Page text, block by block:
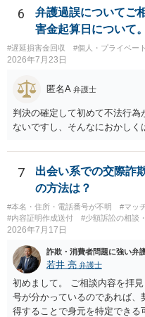
も付随していたことを無視す
ば、交際を終了させたことに
重大な障害が発生しており、
かは微妙であり、むしろ返金す
合致するのではないか、とい
えば、当該チケットが座席指
隣り合わせになることは避け
ところです。一方、チケット
合わせにならずに済むかもしれ
あったり特別席であったりす
ん。当該チケットがチケット
該当し、券面上使用者が指定
外に選択肢がない場合もある
法的には「当事者の合理的意
必要になると思われます。なか
ても回答は異なるかもしれませ
6
弁護過誤についてご
害金起算日について。
#遅延損害金回収 #個人・プライベート
2026年7月23日
匿名A 弁護士
判決の確定して初めて不法行
ないですし、そんなにおかしく
7
出会い系での交際詐
の方法は？
#本名・住所・電話番号が不明 #マッ
#内容証明作成送付
#少額訴訟の相談
2026年7月17日
詐欺・消費者問題に強い弁
若井 亮 弁護士
初めまして。 ご相談内容を拝
号が分かっているのであれば、
得することで身元を特定でき